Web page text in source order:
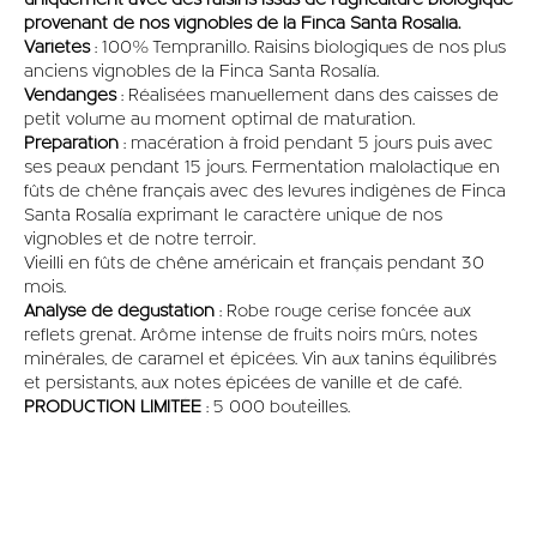
provenant de nos vignobles de la Finca Santa Rosalía.
Variétés: 100% Tempranillo. Raisins biologiques de nos plus
anciens vignobles de la Finca Santa Rosalía.
Vendanges : Réalisées manuellement dans des caisses de
petit volume au moment optimal de maturation.
Préparation : macération à froid pendant 5 jours puis avec
ses peaux pendant 15 jours. Fermentation malolactique en
fûts de chêne français avec des levures indigènes de Finca
Santa Rosalía exprimant le caractère unique de nos
vignobles et de notre terroir.
Vieilli en fûts de chêne américain et français pendant 30
mois.
Analyse de dégustation : Robe rouge cerise foncée aux
reflets grenat. Arôme intense de fruits noirs mûrs, notes
minérales, de caramel et épicées. Vin aux tanins équilibrés
et persistants, aux notes épicées de vanille et de café.
PRODUCTION LIMITÉE : 5 000 bouteilles.